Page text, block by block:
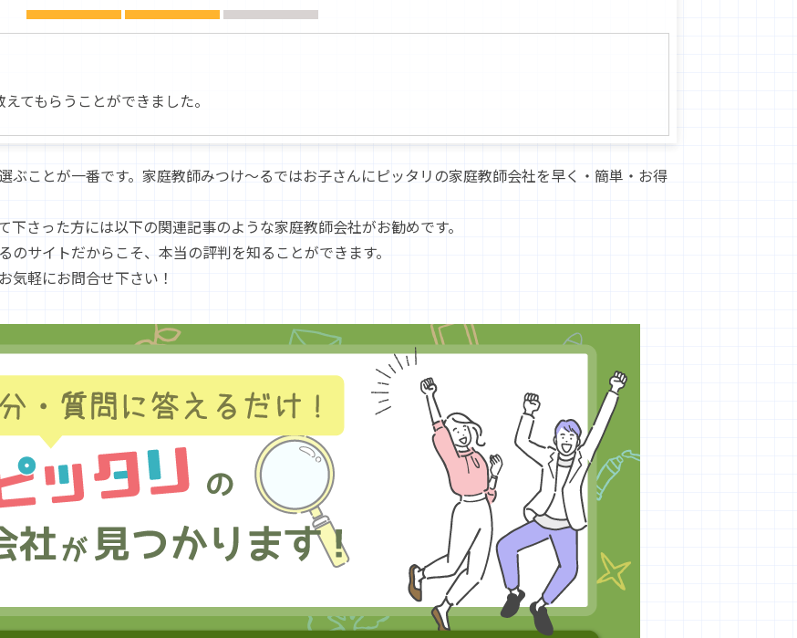
てもらうことができました。
ぶことが一番です。家庭教師みつけ～るではお子さんにピッタリの家庭教師会社を早く・簡単・お得
さった方には以下の関連記事のような家庭教師会社がお勧めです。
サイトだからこそ、本当の評判を知ることができます。
気軽にお問合せ下さい！